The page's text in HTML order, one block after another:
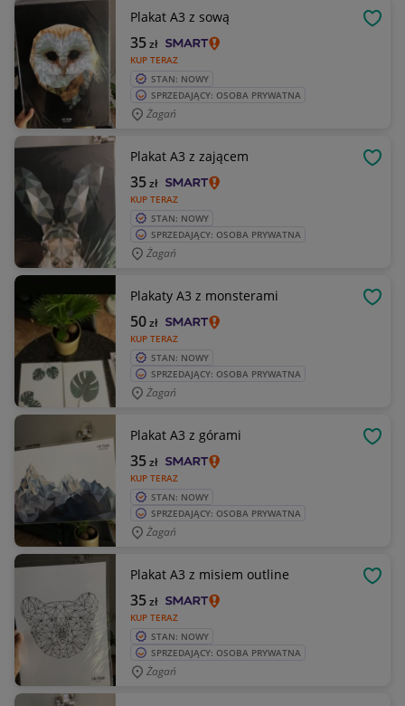
Plakat A3 z sową
KUP TERAZ
35zł
STAN: NOWY
SPRZEDAJĄCY: OSOBA PRYWATNA
Żagań
Plakat A3 z zającem
KUP TERAZ
35zł
STAN: NOWY
SPRZEDAJĄCY: OSOBA PRYWATNA
Żagań
Plakaty A3 z monsterami
KUP TERAZ
50zł
STAN: NOWY
SPRZEDAJĄCY: OSOBA PRYWATNA
Żagań
Plakat A3 z górami
KUP TERAZ
35zł
STAN: NOWY
SPRZEDAJĄCY: OSOBA PRYWATNA
Żagań
Plakat A3 z misiem outline
KUP TERAZ
35zł
STAN: NOWY
SPRZEDAJĄCY: OSOBA PRYWATNA
Żagań